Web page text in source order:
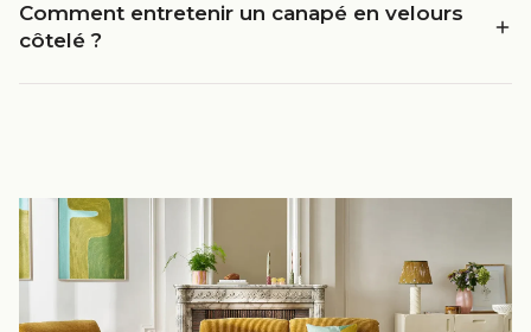
Comment entretenir un canapé en velours
côtelé ?